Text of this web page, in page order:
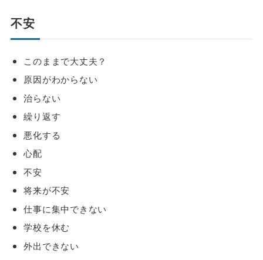
不安
このままで大丈夫？
原因がわからない
治らない
繰り返す
悪化する
心配
不安
将来が不安
仕事に集中できない
学校を休む
外出できない